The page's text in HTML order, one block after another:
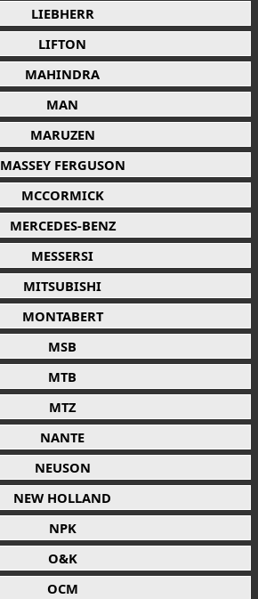
LIEBHERR
LIFTON
MAHINDRA
MAN
MARUZEN
MASSEY FERGUSON
MCCORMICK
MERCEDES-BENZ
MESSERSI
MITSUBISHI
MONTABERT
MSB
MTB
MTZ
NANTE
NEUSON
NEW HOLLAND
NPK
O&K
OCM